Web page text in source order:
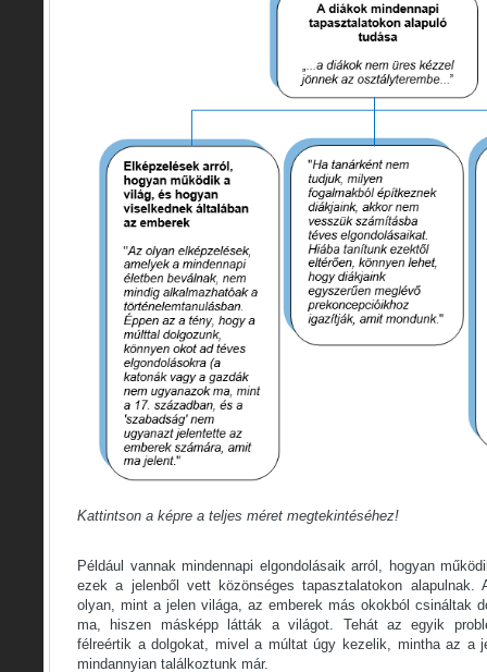
Kattintson a képre a teljes méret megtekintéséhez!
Például vannak mindennapi elgondolásaik arról, hogyan
ezek a jelenből vett közönséges tapasztalatokon alapulnak.
olyan, mint a jelen világa, az emberek más okokból csináltak
ma, hiszen másképp látták a világot. Tehát az egyik
félreértik a dolgokat, mivel a múltat úgy kezelik, mintha az a
mindannyian találkoztunk már.